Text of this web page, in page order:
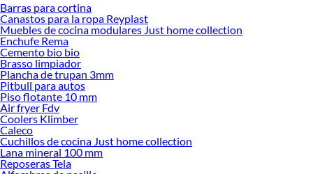
Desde remodelaciones hasta proyectos de decoración, estamos aquí para hacer
tus ideas realidad. ¡Visítanos y encuentra todo lo que tenemos para ofrecerte en
Quincallería para Puertas y Ventanas!
Explora la variedad de productos de Quincallería para Puertas y
Ventanas en Sodimac
Herramientas, materiales y accesorios de calidad para tus proyectos y
renovación de espacios. ¡Visítanos y descubre todo lo que tenemos para
ofrecerte!
Encuentra una amplia variedad de productos de Quincallería para Puertas y
Ventanas en Sodimac. Encuentra todo lo necesario para tus proyectos de
renovación y decoración. ¡Visítanos y haz tus ideas realidad!
Barras para cortina
Canastos para la ropa Reyplast
Muebles de cocina modulares Just home collection
Enchufe Rema
Cemento bio bio
Brasso limpiador
Plancha de trupan 3mm
Pitbull para autos
Piso flotante 10 mm
Air fryer Fdv
Coolers Klimber
Caleco
Cuchillos de cocina Just home collection
Lana mineral 100 mm
Reposeras Tela